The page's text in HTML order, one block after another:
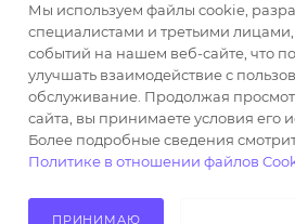
Любая информация на сайте
характер и не является
определяемой положениями
Гражданского кодекса
Использование любых
на https://opt-milena.ru,
наличии письменного
активной ссылки на
Мы используем файлы cookie,
специалистами и третьими
событий на нашем веб-сайте, что
улучшать взаимодействие с
обслуживание. Продолжая
сайта, вы принимаете условия его
Более подробные сведения
Политике в отношении файлов
ПРИНИМАЮ